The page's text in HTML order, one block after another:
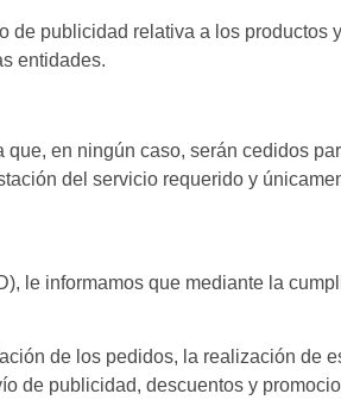
publicidad relativa a los productos
entidades.
en ningún caso, serán cedidos
del servicio requerido y
le informamos que mediante la
de los pedidos, la realización de
de publicidad, descuentos y